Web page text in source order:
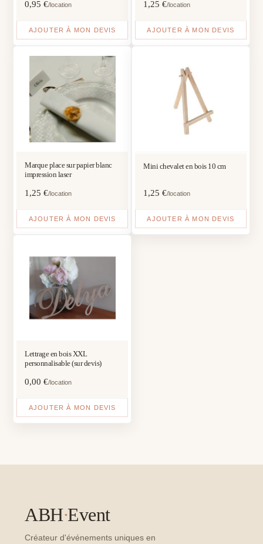
0,95€/location
AJOUTER À MON DEVIS
1,25 €/location
AJOUTER À MON DEVIS
Marque place sur papier blanc
impression laser
1,25€/location
AJOUTER À MON DEVIS
Mini chevalet en bois 10 cm
1,25 €/location
AJOUTER À MON DEVIS
Lettrage en bois XXL
personnalisable (sur devis)
0,00€/location
AJOUTER À MON DEVIS
ABH·Event
Créateur d'événements uniques en